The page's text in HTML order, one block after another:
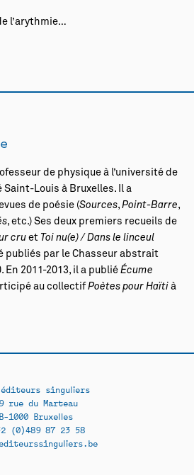
l’arythmie…
de physique à l’université de
Saint-Louis à Bruxelles. Il a
de poésie (Sources, Point-Barre,
, etc.) Ses deux premiers recueils de
cru et Toi nu(e) / Dans le linceul
publiés par le Chasseur abstrait
En 2011-2013, il a publié Écume
au collectif Poètes pour Haïti à
éditeurs singuliers
rue du Marteau
B-1000 Bruxelles
(0)489 87 23 58